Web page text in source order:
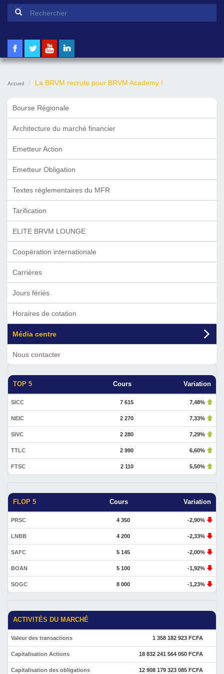
Formulaire de recherche
Accueil La BRVM recrute pour BRVM Academy !
Bourse Régionale
Architecture du marché financier
Emetteur Action
Emetteur Obligation
Textes réglementaires du MFR
Tarification
ELITE BRVM LOUNGE
Coopération internationale
Carrières
Jours fériés
Horaires de cotation
Média centre
Nous contacter
TOP 5 Cours Variation
SICC 7 615 7,48%
NEIC 2 270 7,33%
SIVC 2 280 7,29%
TTLC 2 990 6,60%
FTSC 2 110 5,50%
FLOP 5 Cours Variation
PRSC 4 350 -2,90%
LNBB 4 200 -2,33%
SAFC 5 145 -2,00%
BOAN 5 100 -1,92%
SOGC 8 000 -1,23%
ACTIVITÉS DU MARCHÉ
Valeur des transactions 1 358 182 923 FCFA
Capitalisation Actions 18 832 241 564 050 FCFA
Capitalisation des obligations 12 908 179 323 085 FCFA